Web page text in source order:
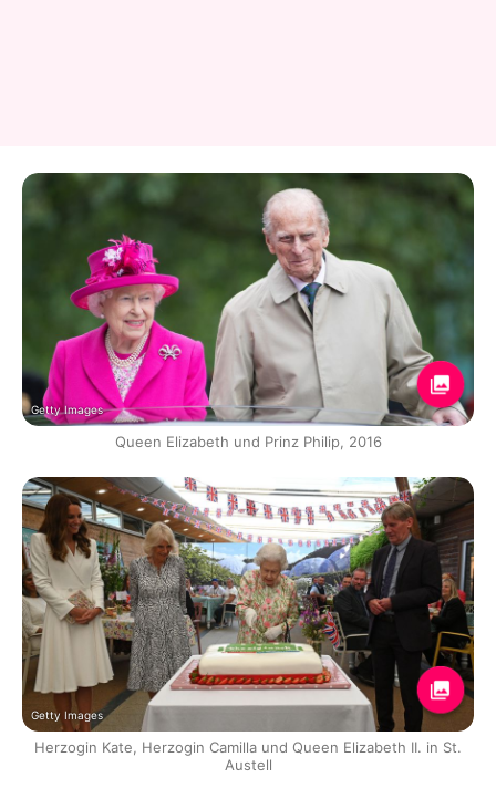
Getty Images
Queen Elizabeth und Prinz Philip, 2016
Getty Images
Herzogin Kate, Herzogin Camilla und Queen Elizabeth II. in St.
Austell